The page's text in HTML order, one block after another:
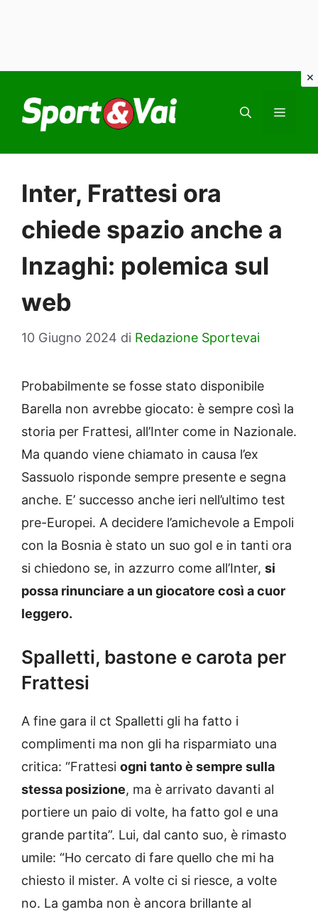
contenuto
Inter, Frattesi ora
chiede spazio anche a
Inzaghi: polemica sul
web
10 Giugno 2024 di Redazione Sportevai
Probabilmente se fosse stato disponibile
Barella non avrebbe giocato: è sempre così la
storia per Frattesi, all’Inter come in Nazionale.
Ma quando viene chiamato in causa l’ex
Sassuolo risponde sempre presente e segna
anche. E’ successo anche ieri nell’ultimo test
pre-Europei. A decidere l’amichevole a Empoli
con la Bosnia è stato un suo gol e in tanti ora
si chiedono se, in azzurro come all’Inter, si
possa rinunciare a un giocatore così a cuor
leggero.
Spalletti, bastone e carota per
Frattesi
A fine gara il ct Spalletti gli ha fatto i
complimenti ma non gli ha risparmiato una
critica: “Frattesi ogni tanto è sempre sulla
stessa posizione, ma è arrivato davanti al
portiere un paio di volte, ha fatto gol e una
grande partita”. Lui, dal canto suo, è rimasto
umile: “Ho cercato di fare quello che mi ha
chiesto il mister. A volte ci si riesce, a volte
no. La gamba non è ancora brillante al